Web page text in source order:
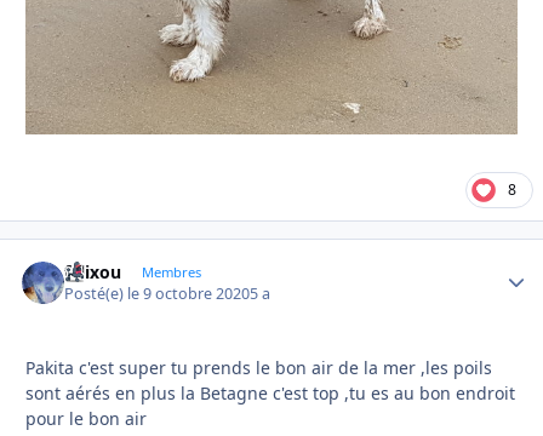
8
felixou Membres
Posté(e) le 9 octobre 20205 a
Pakita c'est super tu prends le bon air de la mer ,les poils
sont aérés en plus la Betagne c'est top ,tu es au bon endroit
pour le bon air